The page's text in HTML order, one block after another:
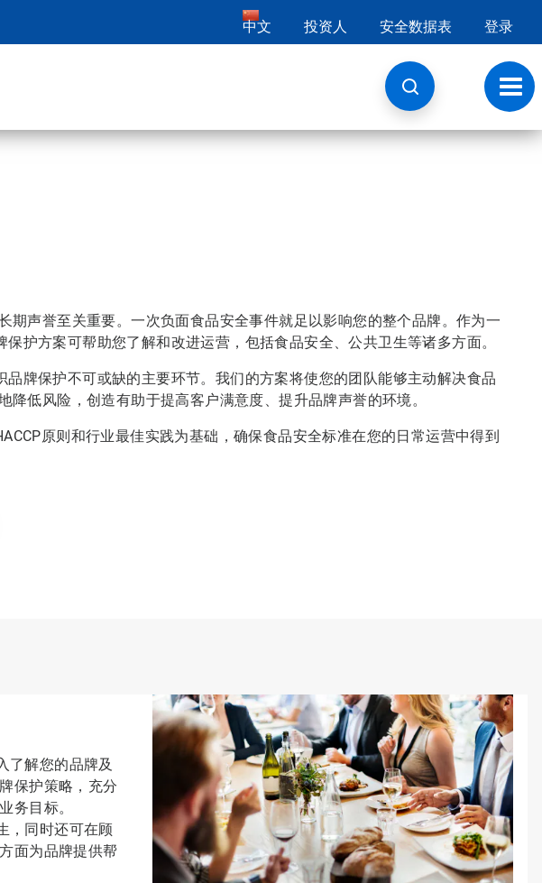
中文 投资人 安全数据表 登录
切
换
导
航
期声誉至关重要。一次负面食品安全事件就足以影响您的整个品牌。作为一
护方案可帮助您了解和改进运营，包括食品安全、公共卫生等诸多方面。
品牌保护不可或缺的主要环节。我们的方案将使您的团队能够主动解决食品
降低风险，创造有助于提高客户满意度、提升品牌声誉的环境。
原则和行业最佳实践为基础，确保食品安全标准在您的日常运营中得到
了解您的品牌及
保护策略，充分
务目标。
，同时还可在顾
面为品牌提供帮